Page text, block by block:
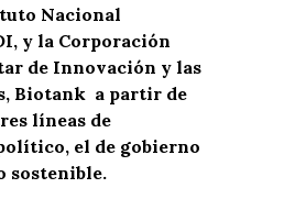
Nacional
y la Corporación
de Innovación y las
Biotank a partir de
líneas de
el de gobierno
sostenible.